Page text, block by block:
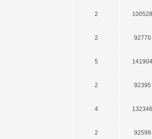
2 100528
2 92770
5 141904
2 92395
4 132346
2 92599